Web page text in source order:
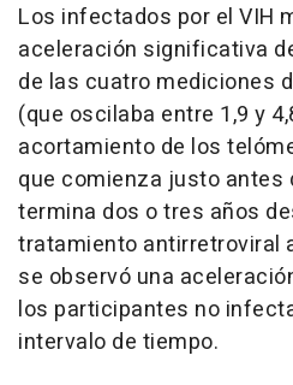
Los infectados por el VIH
aceleración significativa
de las cuatro mediciones
(que oscilaba entre 1,9 y
acortamiento de los
que comienza justo antes
termina dos o tres años
tratamiento antirretroviral
se observó una
los participantes no
intervalo de tiempo.